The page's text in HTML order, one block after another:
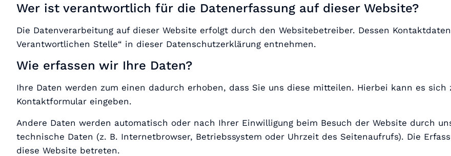
Wer ist verantwortlich für die Datenerfassung auf dieser Website?
Die Datenverarbeitung auf dieser Website erfolgt durch den Websitebetreiber. Dessen
Verantwortlichen Stelle“ in dieser Datenschutzerklärung entnehmen.
Wie erfassen wir Ihre Daten?
Ihre Daten werden zum einen dadurch erhoben, dass Sie uns diese mitteilen. Hierbei kann es
Kontaktformular eingeben.
Andere Daten werden automatisch oder nach Ihrer Einwilligung beim Besuch der Website durch
technische Daten (z. B. Internetbrowser, Betriebssystem oder Uhrzeit des Seitenaufrufs). Die
diese Website betreten.